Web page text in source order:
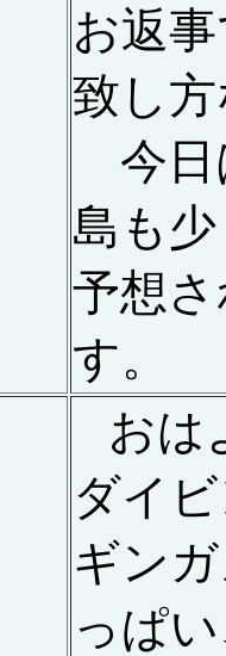
お返
致し
今日
島も
予想
す。
おは
ダイ
ギン
っぱ